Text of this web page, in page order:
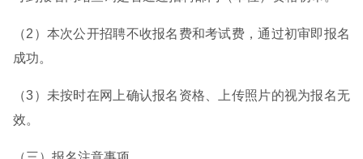
（2）本次公开招聘不收报名费和考试费，通过初审即报名
成功。
（3）未按时在网上确认报名资格、上传照片的视为报名无
效。